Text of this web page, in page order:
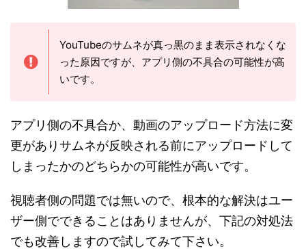
YouTubeのサムネが真っ黒のまま表示されなくな
った原因ですが、アプリ側の不具合の可能性が高
いです。
アプリ側の不具合か、動画のアップロード方法に変
更がありサムネが反映される前にアップロードして
しまったかのどちらかの可能性が高いです。
視聴者側の問題では無いので、根本的な解決はユー
ザー側でできることはありませんが、下記の対処法
でも改善しますので試してみて下さい。